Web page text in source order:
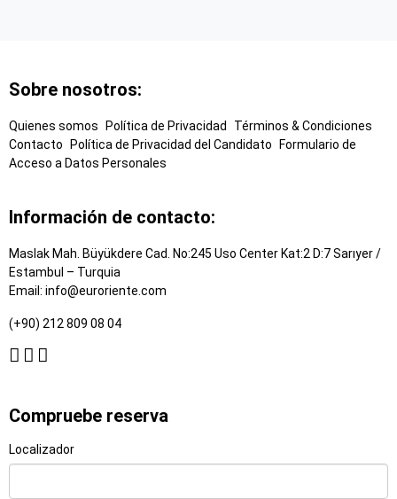
Enlaces
de
página
Sobre nosotros:
Quienes somos Política de Privacidad
Términos & Condiciones
Contacto
Política de Privacidad del Candidato
Formulario de
Acceso a Datos Personales
Información de contacto:
Maslak Mah. Büyükdere Cad. No:245 Uso Center Kat:2 D:7 Sarıyer /
Estambul – Turquia
Email: info@euroriente.com
(+90) 212 809 08 04
Compruebe reserva
Localizador